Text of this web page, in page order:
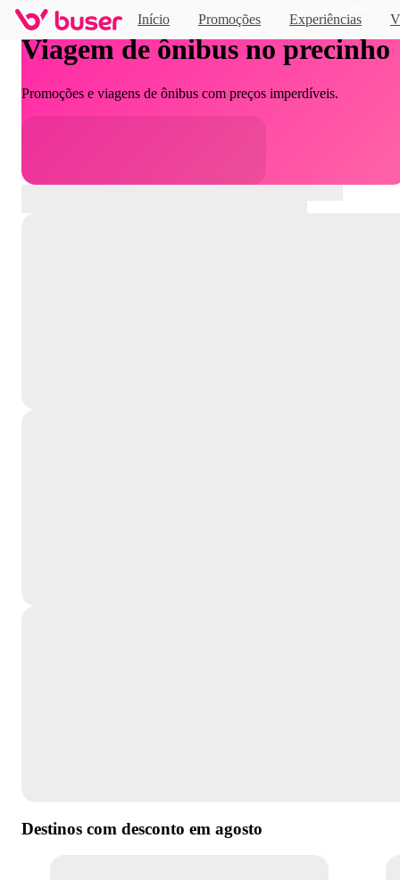
Início Promoções Experiências
Viagem de ônibus no precinho
Promoções e viagens de ônibus com preços imperdíveis.
Destinos com desconto em agosto